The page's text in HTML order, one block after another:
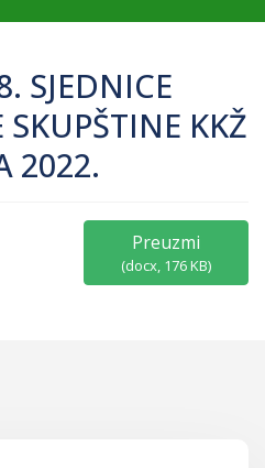
SJEDNICE
SKUPŠTINE KKŽ
2022.
Preuzmi
(docx, 176 KB)